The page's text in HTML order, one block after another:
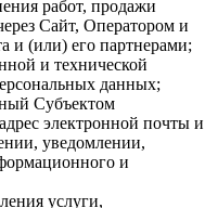
работ, продажи
Сайт, Оператором и
и (или) его партнерами;
и технической
данных;
Субъектом
электронной почты и
уведомлении,
и
услуги,